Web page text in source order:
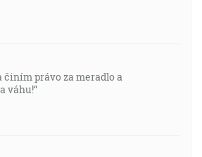
činím právo za meradlo a
váhu!“